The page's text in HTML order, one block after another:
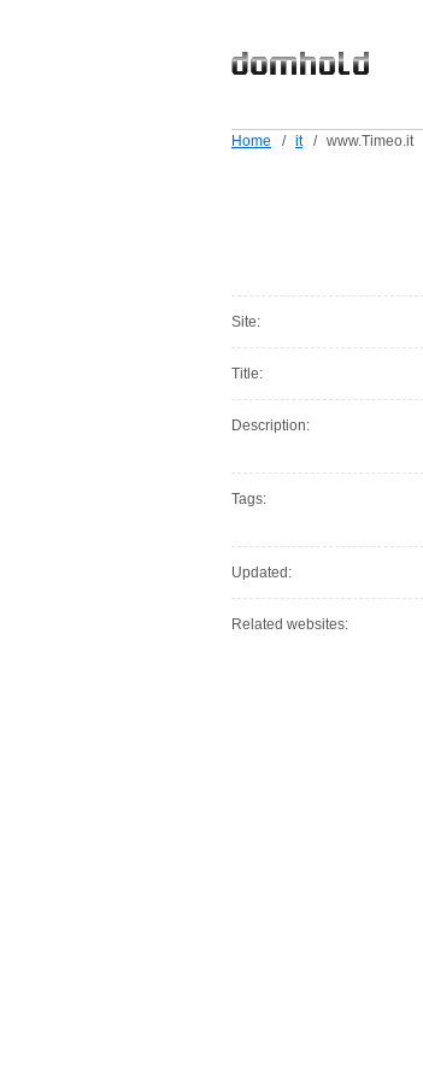
Home / it / www.Timeo.it
Site:
Title:
Description:
Tags:
Updated:
Related websites: